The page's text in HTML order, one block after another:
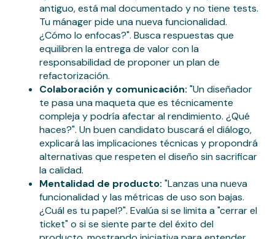
antiguo, está mal documentado y no tiene tests.
Tu mánager pide una nueva funcionalidad.
¿Cómo lo enfocas?". Busca respuestas que
equilibren la entrega de valor con la
responsabilidad de proponer un plan de
refactorización.
Colaboración y comunicación: "Un diseñador
te pasa una maqueta que es técnicamente
compleja y podría afectar al rendimiento. ¿Qué
haces?". Un buen candidato buscará el diálogo,
explicará las implicaciones técnicas y propondrá
alternativas que respeten el diseño sin sacrificar
la calidad.
Mentalidad de producto: "Lanzas una nueva
funcionalidad y las métricas de uso son bajas.
¿Cuál es tu papel?". Evalúa si se limita a "cerrar el
ticket" o si se siente parte del éxito del